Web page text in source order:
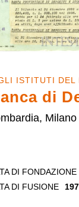
ISTITUTI DEL
di
Milano
DI FONDAZIONE
DI FUSIONE